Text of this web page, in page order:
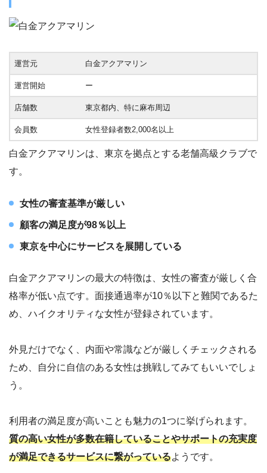
運営元 白金アクアマリン
運営開始 ー
店舗数 東京都内、特に麻布周辺
会員数 女性登録者数2,000名以上
白金アクアマリンは、東京を拠点とする老舗高級クラブで
す。
女性の審査基準が厳しい
顧客の満足度が98％以上
東京を中心にサービスを展開している
白金アクアマリンの最大の特徴は、女性の審査が厳しく合
格率が低い点です。面接通過率が10％以下と難関であるた
め、ハイクオリティな女性が登録されています。
外見だけでなく、内面や常識などが厳しくチェックされる
ため、自分に自信のある女性は挑戦してみてもいいでしょ
う。
利用者の満足度が高いことも魅力の1つに挙げられます。
質の高い女性が多数在籍していることやサポートの充実度
が満足できるサービスに繋がっているようです。